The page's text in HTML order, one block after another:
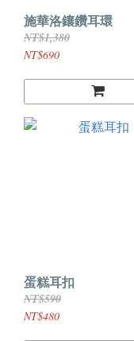
施華洛鑲鑽耳環
NT$1,380
NT$690
蛋糕耳扣
NT$590
NT$480